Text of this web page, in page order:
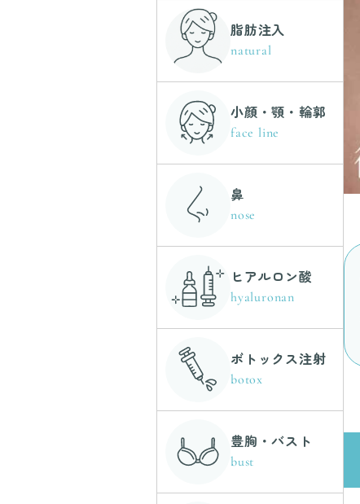
脂肪注入
natural
小顔・顎・輪郭
face line
鼻
nose
ヒアルロン酸
hyaluronan
ボトックス注射
botox
豊胸・バスト
bust